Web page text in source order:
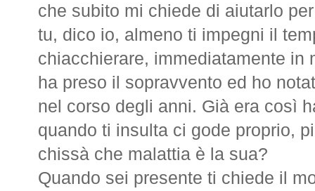
che subito mi chiede di aiutarlo
tu, dico io, almeno ti impegni il
chiacchierare, immediatamente in
ha preso il sopravvento ed ho
nel corso degli anni. Già era così
quando ti insulta ci gode proprio,
chissà che malattia è la sua?
Quando sei presente ti chiede il